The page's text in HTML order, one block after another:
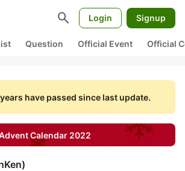
search Login Signup
Question Official Event Official
have passed since last update.
Calendar 2022
)